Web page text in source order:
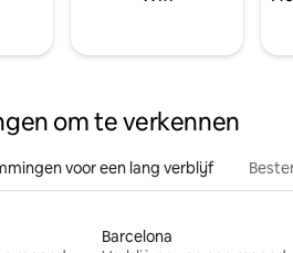
om te verkennen
voor een lang verblijf
Barcelona